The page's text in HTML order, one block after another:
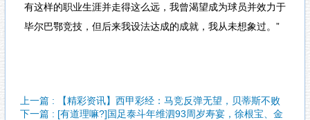
有这样的职业生涯并走得这么远，我曾渴望成为球员并效力于
毕尔巴鄂竞技，但后来我设法达成的成就，我从未想象过。”
上一篇 : 【精彩资讯】西甲彩经：马竞反弹无望，贝蒂斯不败
下一篇 : [有道理嘛?]国足泰斗年维泗93周岁寿宴，徐根宝、金